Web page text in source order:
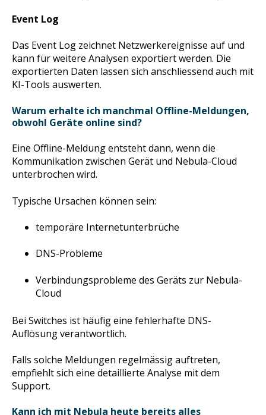
Event Log
Das Event Log zeichnet Netzwerkereignisse auf und
kann für weitere Analysen exportiert werden. Die
exportierten Daten lassen sich anschliessend auch mit
KI-Tools auswerten.
Warum erhalte ich manchmal Offline-Meldungen,
obwohl Geräte online sind?
Eine Offline-Meldung entsteht dann, wenn die
Kommunikation zwischen Gerät und Nebula-Cloud
unterbrochen wird.
Typische Ursachen können sein:
temporäre Internetunterbrüche
DNS-Probleme
Verbindungsprobleme des Geräts zur Nebula-
Cloud
Bei Switches ist häufig eine fehlerhafte DNS-
Auflösung verantwortlich.
Falls solche Meldungen regelmässig auftreten,
empfiehlt sich eine detaillierte Analyse mit dem
Support.
Kann ich mit Nebula heute bereits alles